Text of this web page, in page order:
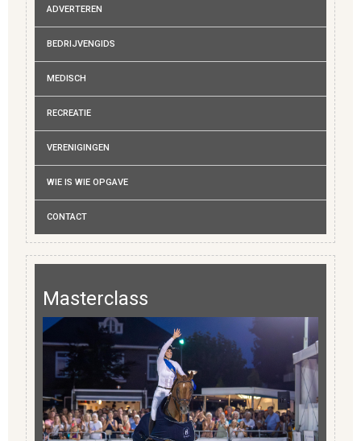
ADVERTEREN
BEDRIJVENGIDS
MEDISCH
RECREATIE
VERENIGINGEN
WIE IS WIE OPGAVE
CONTACT
Masterclass